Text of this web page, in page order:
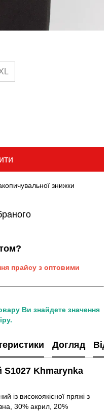
знижки
прайсу з оптовими
Ви знайдете значення
Догляд
S1027 Khmarynka
із високоякісної пряжі з
30% акрил, 20%